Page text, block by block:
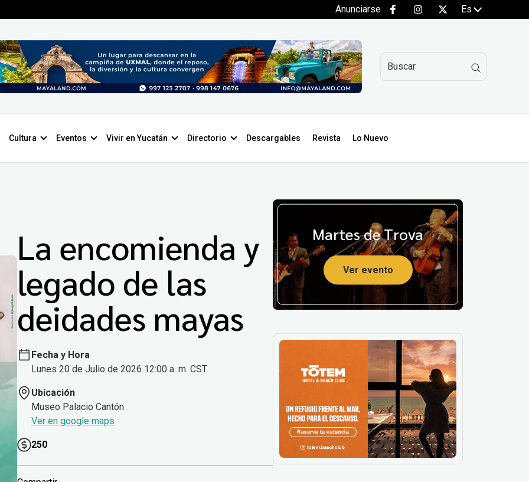
Anunciarse Es
Cultura Eventos Vivir en Yucatán Directorio Descargables Revista Lo Nuevo
La encomienda y
legado de las
deidades mayas
Fecha y Hora
Lunes 20 de Julio de 2026 12:00 a. m. CST
Ubicación
Museo Palacio Cantón
Ver en google maps
250
Martes de Trova
Ver evento